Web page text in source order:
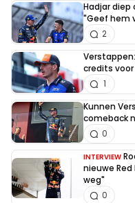
Hadjar diep
"Geef hem
2
credits
1
Kunnen
comeback
0
INTERVIEW
nieuwe
weg"
0